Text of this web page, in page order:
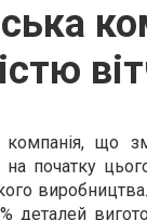
що
початку
деталей